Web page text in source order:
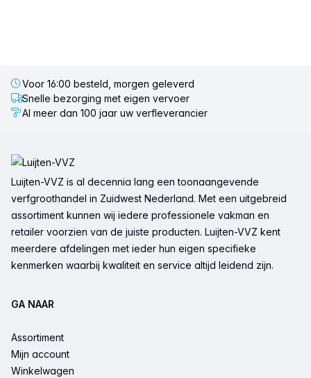
Voor 16:00 besteld, morgen geleverd
Snelle bezorging met eigen vervoer
Al meer dan 100 jaar uw verfleverancier
Luijten-VVZ is al decennia lang een toonaangevende
verfgroothandel in Zuidwest Nederland. Met een uitgebreid
assortiment kunnen wij iedere professionele vakman en
retailer voorzien van de juiste producten. Luijten-VVZ kent
meerdere afdelingen met ieder hun eigen specifieke
kenmerken waarbij kwaliteit en service altijd leidend zijn.
GA NAAR
Assortiment
Mijn account
Winkelwagen